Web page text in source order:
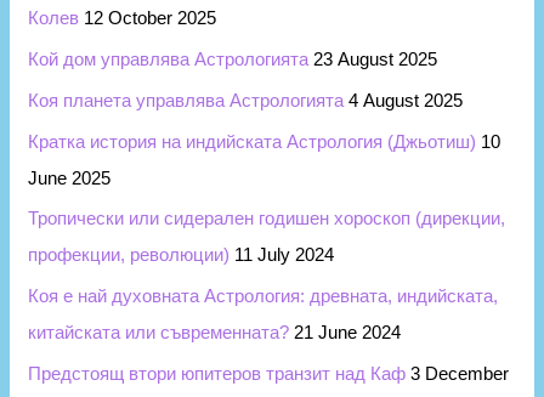
Колев 12 October 2025
Кой дом управлява Астрологията 23 August 2025
Коя планета управлява Астрологията 4 August 2025
Кратка история на индийската Астрология (Джьотиш) 10
June 2025
Тропически или сидерален годишен хороскоп (дирекции,
профекции, революции) 11 July 2024
Коя е най духовната Астрология: древната, индийската,
китайската или съвременната? 21 June 2024
Предстоящ втори юпитеров транзит над Каф 3 December